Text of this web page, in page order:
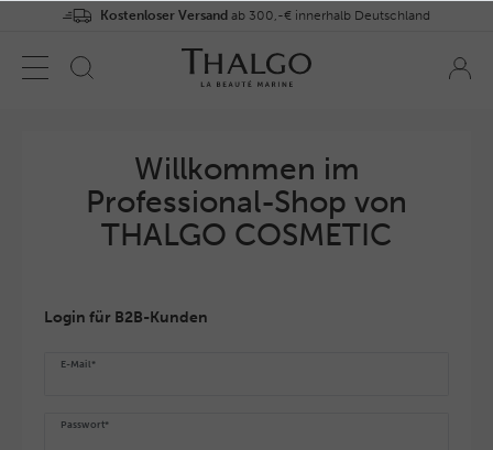
Kostenloser Versand ab 300,-€ innerhalb Deutschland
Willkommen im
Professional-Shop von
THALGO COSMETIC
Login für B2B-Kunden
E-Mail*
Passwort*